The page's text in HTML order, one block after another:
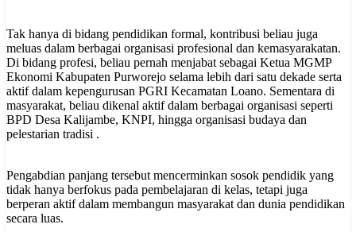
Tak hanya di bidang pendidikan formal, kontribusi beliau juga
meluas dalam berbagai organisasi profesional dan kemasyarakatan.
Di bidang profesi, beliau pernah menjabat sebagai Ketua MGMP
Ekonomi Kabupaten Purworejo selama lebih dari satu dekade serta
aktif dalam kepengurusan PGRI Kecamatan Loano. Sementara di
masyarakat, beliau dikenal aktif dalam berbagai organisasi seperti
BPD Desa Kalijambe, KNPI, hingga organisasi budaya dan
pelestarian tradisi .
Pengabdian panjang tersebut mencerminkan sosok pendidik yang
tidak hanya berfokus pada pembelajaran di kelas, tetapi juga
berperan aktif dalam membangun masyarakat dan dunia pendidikan
secara luas.